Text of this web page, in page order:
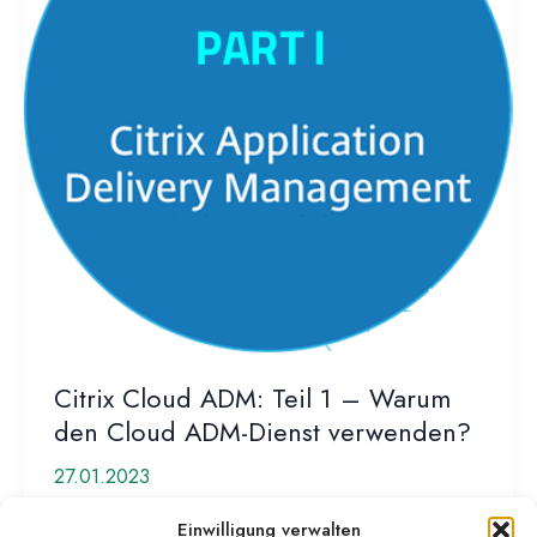
Einwilligung verwalten
Citrix Cloud ADM: Teil 1 – Warum
den Cloud ADM-Dienst verwenden?
27.01.2023
Citrix Cloud ADM-Dienst was ist das und braucht